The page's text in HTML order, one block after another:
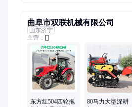
曲阜市双联机械有限公司
山东济宁
主营： []
东方红504四轮拖
80马力大型深耕